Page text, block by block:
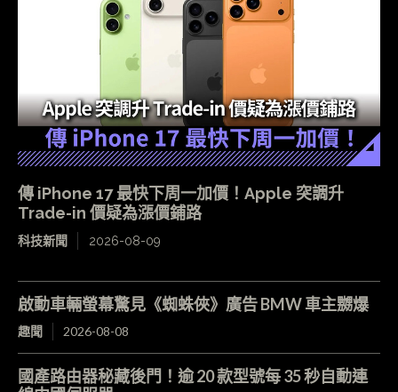
傳 iPhone 17 最快下周一加價！Apple 突調升
Trade-in 價疑為漲價鋪路
科技新聞 2026-08-09
啟動車輛螢幕驚見《蜘蛛俠》廣告 BMW 車主嬲爆
趣聞 2026-08-08
國產路由器秘藏後門！逾 20 款型號每 35 秒自動連